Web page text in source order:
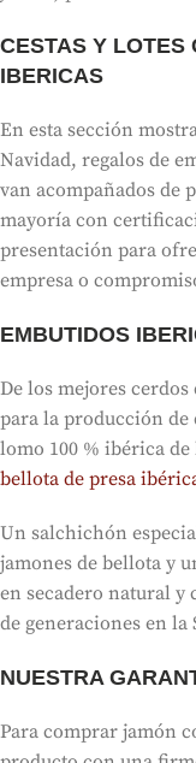
CESTAS Y LOTES
IBERICAS
En esta sección
Navidad, regalos de
van acompañados de
mayoría con
presentación para
empresa o
EMBUTIDOS
De los mejores
para la producción de
lomo 100 % ibérica
bellota de presa
Un salchichón
jamones de bellota y
en secadero natural y
de generaciones en la
NUESTRA
Para comprar jamón